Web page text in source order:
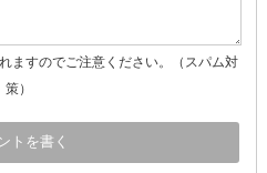
ますのでご注意ください。（スパム対
策）